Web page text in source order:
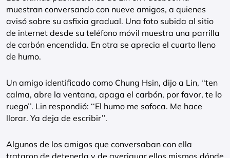
muestran conversando con nueve amigos, a quienes
avisó sobre su asfixia gradual. Una foto subida al sitio
de internet desde su teléfono móvil muestra una parrilla
de carbón encendida. En otra se aprecia el cuarto lleno
de humo.
Un amigo identificado como Chung Hsin, dijo a Lin, ‘‘ten
calma, abre la ventana, apaga el carbón, por favor, te lo
ruego’’. Lin respondió: ‘‘El humo me sofoca. Me hace
llorar. Ya deja de escribir’’.
Algunos de los amigos que conversaban con ella
trataron de detenerla y de averiguar ellos mismos dónde